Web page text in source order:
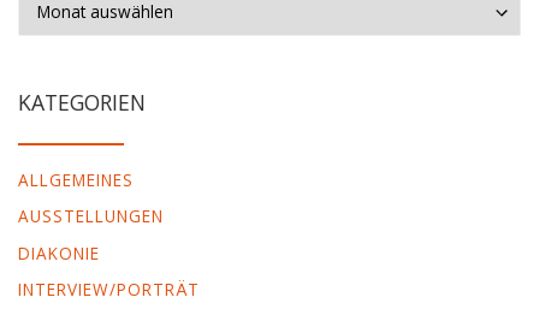
KATEGORIEN
ALLGEMEINES
AUSSTELLUNGEN
DIAKONIE
INTERVIEW/PORTRÄT